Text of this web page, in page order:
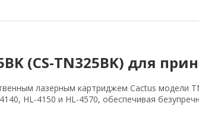
(CS-TN325BK) для
лазерным картриджем Cactus модели
HL-4150 и HL-4570, обеспечивая